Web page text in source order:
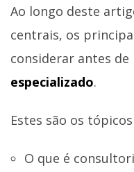
Ao longo deste
centrais, os
considerar antes de
especializado.
Estes são os
O que é